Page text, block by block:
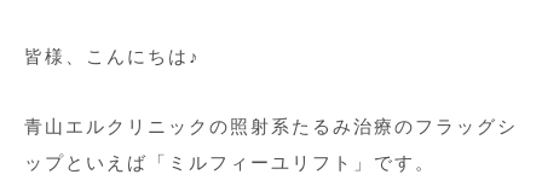
皆様、こんにちは♪
青山エルクリニックの照射系たるみ治療のフラッグシ
ップといえば「ミルフィーユリフト」です。